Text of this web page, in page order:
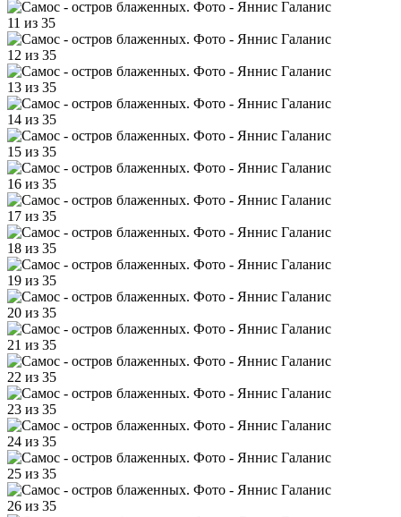
11 из 35
12 из 35
13 из 35
14 из 35
15 из 35
16 из 35
17 из 35
18 из 35
19 из 35
20 из 35
21 из 35
22 из 35
23 из 35
24 из 35
25 из 35
26 из 35